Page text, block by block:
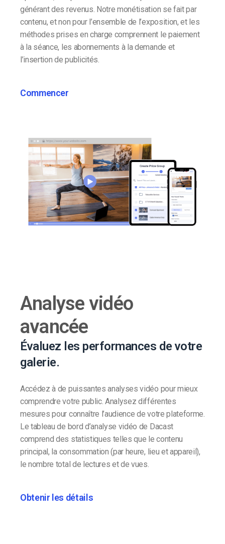
générant des revenus. Notre monétisation se fait par
contenu, et non pour l’ensemble de l’exposition, et les
méthodes prises en charge comprennent le paiement
à la séance, les abonnements à la demande et
l’insertion de publicités.
Commencer
Analyse vidéo
avancée
Évaluez les performances de votre
galerie.
Accédez à de puissantes analyses vidéo pour mieux
comprendre votre public. Analysez différentes
mesures pour connaître l’audience de votre plateforme.
Le tableau de bord d’analyse vidéo de Dacast
comprend des statistiques telles que le contenu
principal, la consommation (par heure, lieu et appareil),
le nombre total de lectures et de vues.
Obtenir les détails